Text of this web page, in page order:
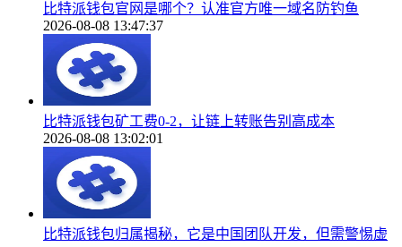
比特派钱包官网是哪个？认准官方唯一域名防钓鱼
2026-08-08 13:47:37
比特派钱包矿工费0-2，让链上转账告别高成本
2026-08-08 13:02:01
比特派钱包归属揭秘，它是中国团队开发，但需警惕虚